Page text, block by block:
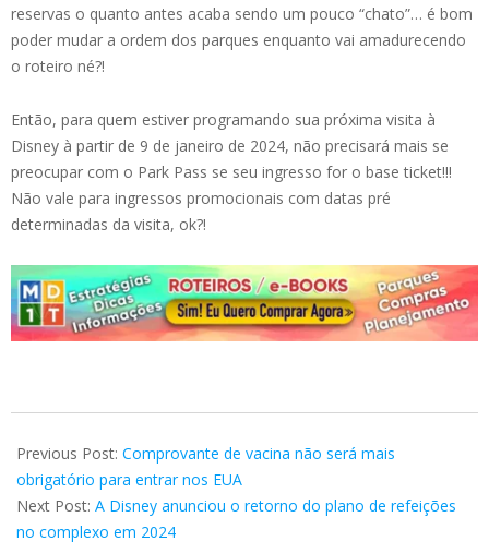
reservas o quanto antes acaba sendo um pouco “chato”… é bom
poder mudar a ordem dos parques enquanto vai amadurecendo
o roteiro né?!
Então, para quem estiver programando sua próxima visita à
Disney à partir de 9 de janeiro de 2024, não precisará mais se
preocupar com o Park Pass se seu ingresso for o base ticket!!!
Não vale para ingressos promocionais com datas pré
determinadas da visita, ok?!
05-
08
Previous Post: Comprovante de vacina não será mais
obrigatório para entrar nos EUA
Next Post: A Disney anunciou o retorno do plano de refeições
no complexo em 2024